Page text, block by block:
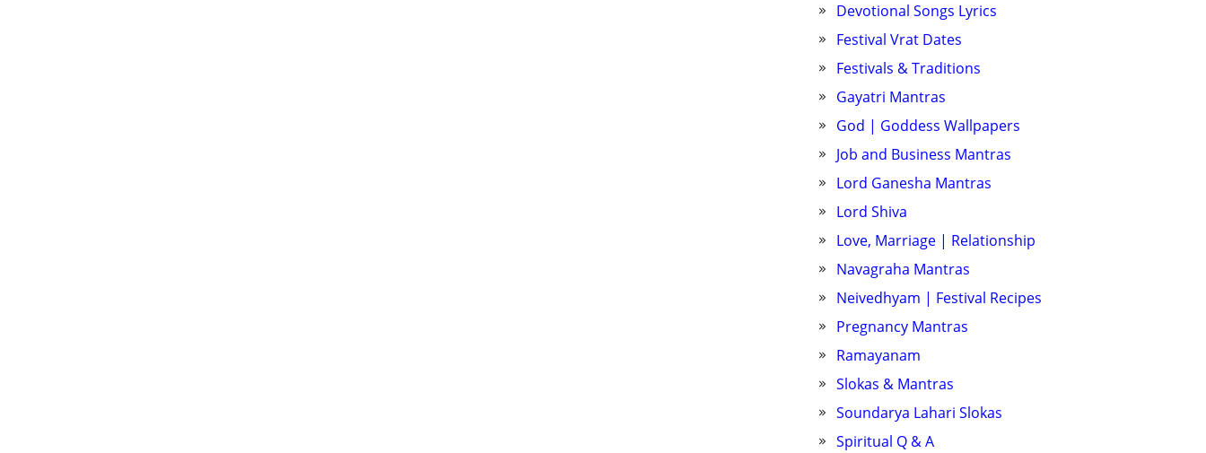
Devotional Songs Lyrics
Festival Vrat Dates
Festivals & Traditions
Gayatri Mantras
God | Goddess Wallpapers
Job and Business Mantras
Lord Ganesha Mantras
Lord Shiva
Love, Marriage | Relationship
Navagraha Mantras
Neivedhyam | Festival Recipes
Pregnancy Mantras
Ramayanam
Slokas & Mantras
Soundarya Lahari Slokas
Spiritual Q & A